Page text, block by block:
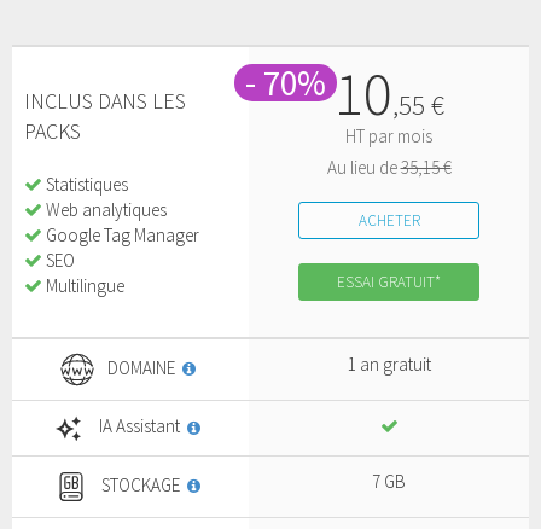
- 70%
INCLUS DANS LES
PACKS
Statistiques
Web analytiques
Google Tag Manager
SEO
Multilingue
10,55 €
HT par mois
Au lieu de35,15 €
ACHETER
ESSAI GRATUIT*
DOMAINE 1 an gratuit
IA Assistant
STOCKAGE 7 GB